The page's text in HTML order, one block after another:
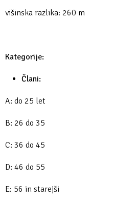
višinska razlika: 260 m
Kategorije:
Člani:
A: do 25 let
B: 26 do 35
C: 36 do 45
D: 46 do 55
E: 56 in starejši